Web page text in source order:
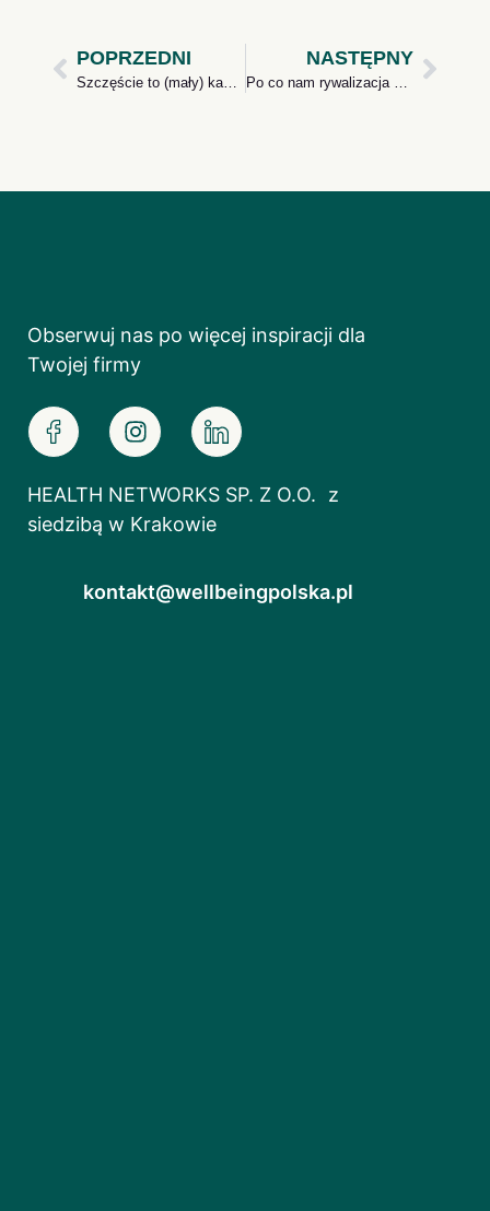
POPRZEDNI
Szczęście to (mały) kawałek ciasta
NASTĘPNY
Po co nam rywalizacja – zdrowa i niezdrowa forma rywalizacji
Obserwuj nas po więcej inspiracji dla
Twojej firmy
HEALTH NETWORKS SP. Z O.O. z
siedzibą w Krakowie
kontakt@wellbeingpolska.pl